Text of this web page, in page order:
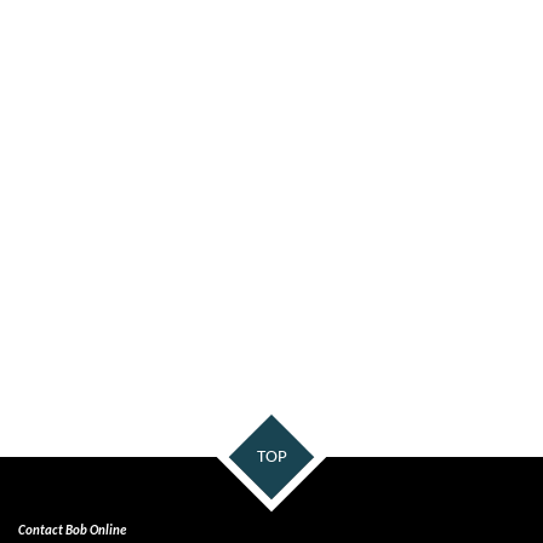
TOP
Contact Bob Online